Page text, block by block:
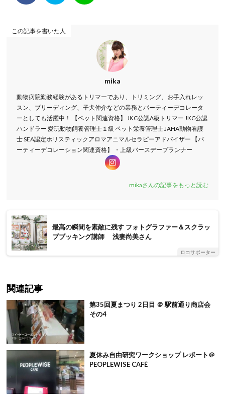
この記事を書いた人
mika
動物病院勤務経験があるトリマーであり、トリミング、お手入れレッ
スン、ブリーディング、子犬仲介などの業務とパーティーデコレータ
ーとしても活躍中！ 【ペット関連資格】 JKC公認A級トリマー JKC公認
ハンドラー 愛玩動物飼養管理士１級 ペット栄養管理士 JAHA動物看護
士 SEA認定ホリスティックアロマアニマルセラピーアドバイザー 【パ
ーティーデコレーション関連資格】 ・上級バースデープランナー
mikaさんの記事をもっと読む
最高の瞬間を素敵に残す フォトグラファー＆スクラッ
プブッキング講師 浅妻尚美さん
ロコサポーター
関連記事
第35回夏まつり 2日目 ＠ 駅前通り商店会
その4
夏休み自由研究ワークショップ レポート＠
PEOPLEWISE CAFÉ